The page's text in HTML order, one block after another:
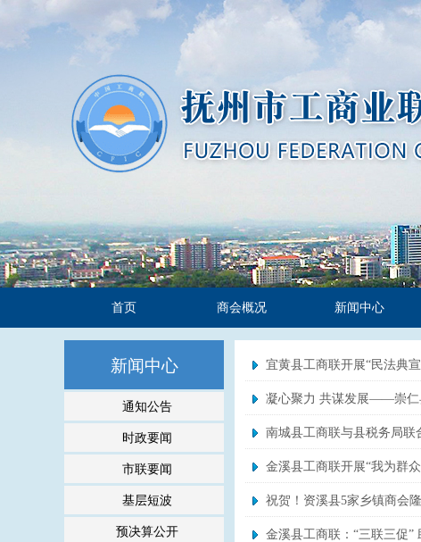
首页 商会概况 新闻中心
新闻中心 宜黄县工商联开展“民法典
凝心聚力 共谋发展——崇仁
南城县工商联与县税务局联
金溪县工商联开展“我为群
祝贺！资溪县5家乡镇商会
金溪县工商联：“三联三促”
通知公告
时政要闻
市联要闻
基层短波
预决算公开